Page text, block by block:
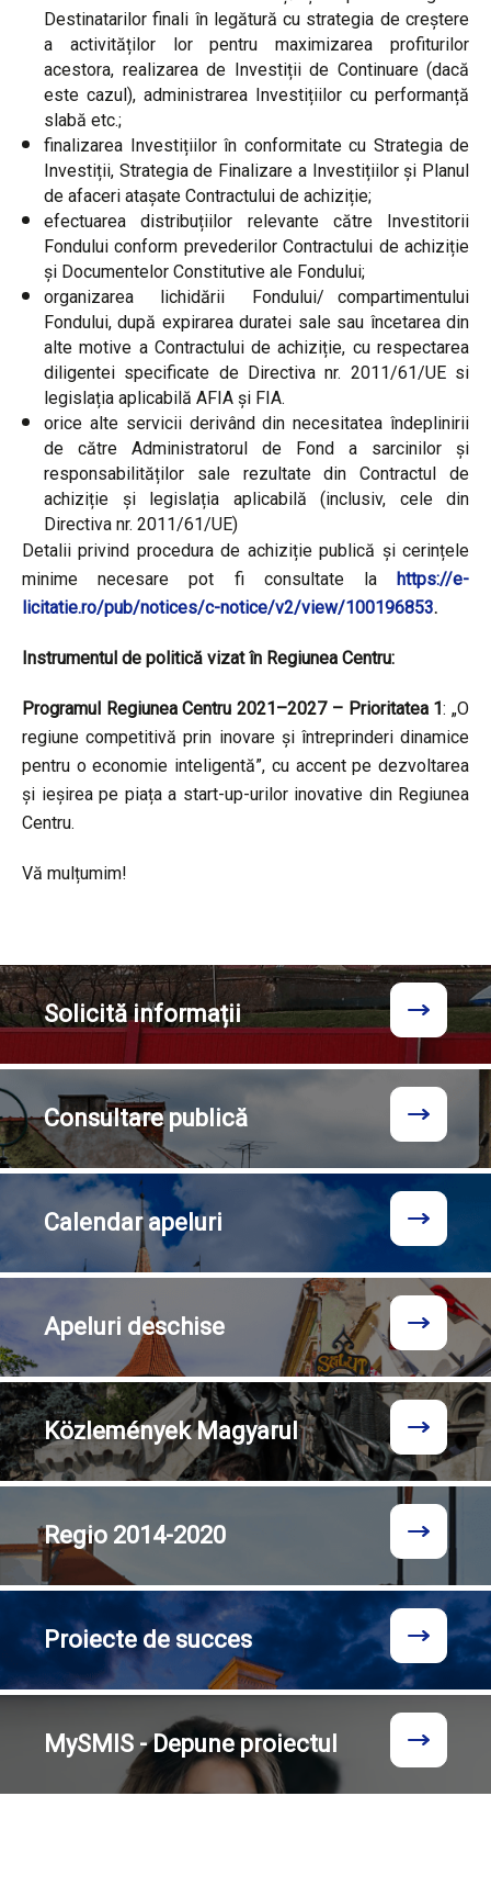
Destinatarilor finali în legătură cu strategia de creștere
a activităților lor pentru maximizarea profiturilor
acestora, realizarea de Investiții de Continuare (dacă
este cazul), administrarea Investițiilor cu performanță
slabă etc.;
finalizarea Investițiilor în conformitate cu Strategia de
Investiții, Strategia de Finalizare a Investițiilor și Planul
de afaceri atașate Contractului de achiziție;
efectuarea distribuțiilor relevante către Investitorii
Fondului conform prevederilor Contractului de achiziție
și Documentelor Constitutive ale Fondului;
organizarea lichidării Fondului/ compartimentului
Fondului, după expirarea duratei sale sau încetarea din
alte motive a Contractului de achiziție, cu respectarea
diligentei specificate de Directiva nr. 2011/61/UE si
legislația aplicabilă AFIA și FIA.
orice alte servicii derivând din necesitatea îndeplinirii
de către Administratorul de Fond a sarcinilor și
responsabilităților sale rezultate din Contractul de
achiziție și legislația aplicabilă (inclusiv, cele din
Directiva nr. 2011/61/UE)
Detalii privind procedura de achiziție publică și cerințele
minime necesare pot fi consultate la https://e-
licitatie.ro/pub/notices/c-notice/v2/view/100196853.
Instrumentul de politică vizat în Regiunea Centru:
Programul Regiunea Centru 2021–2027 – Prioritatea 1: „O
regiune competitivă prin inovare și întreprinderi dinamice
pentru o economie inteligentă”, cu accent pe dezvoltarea
și ieșirea pe piața a start-up-urilor inovative din Regiunea
Centru.
Vă mulțumim!
Solicităinformații
Consultarepublică
Calendarapeluri
Apeluri deschise
KözleményekMagyarul
Regio 2014-2020
Proiecte de succes
MySMIS - Depune proiectul